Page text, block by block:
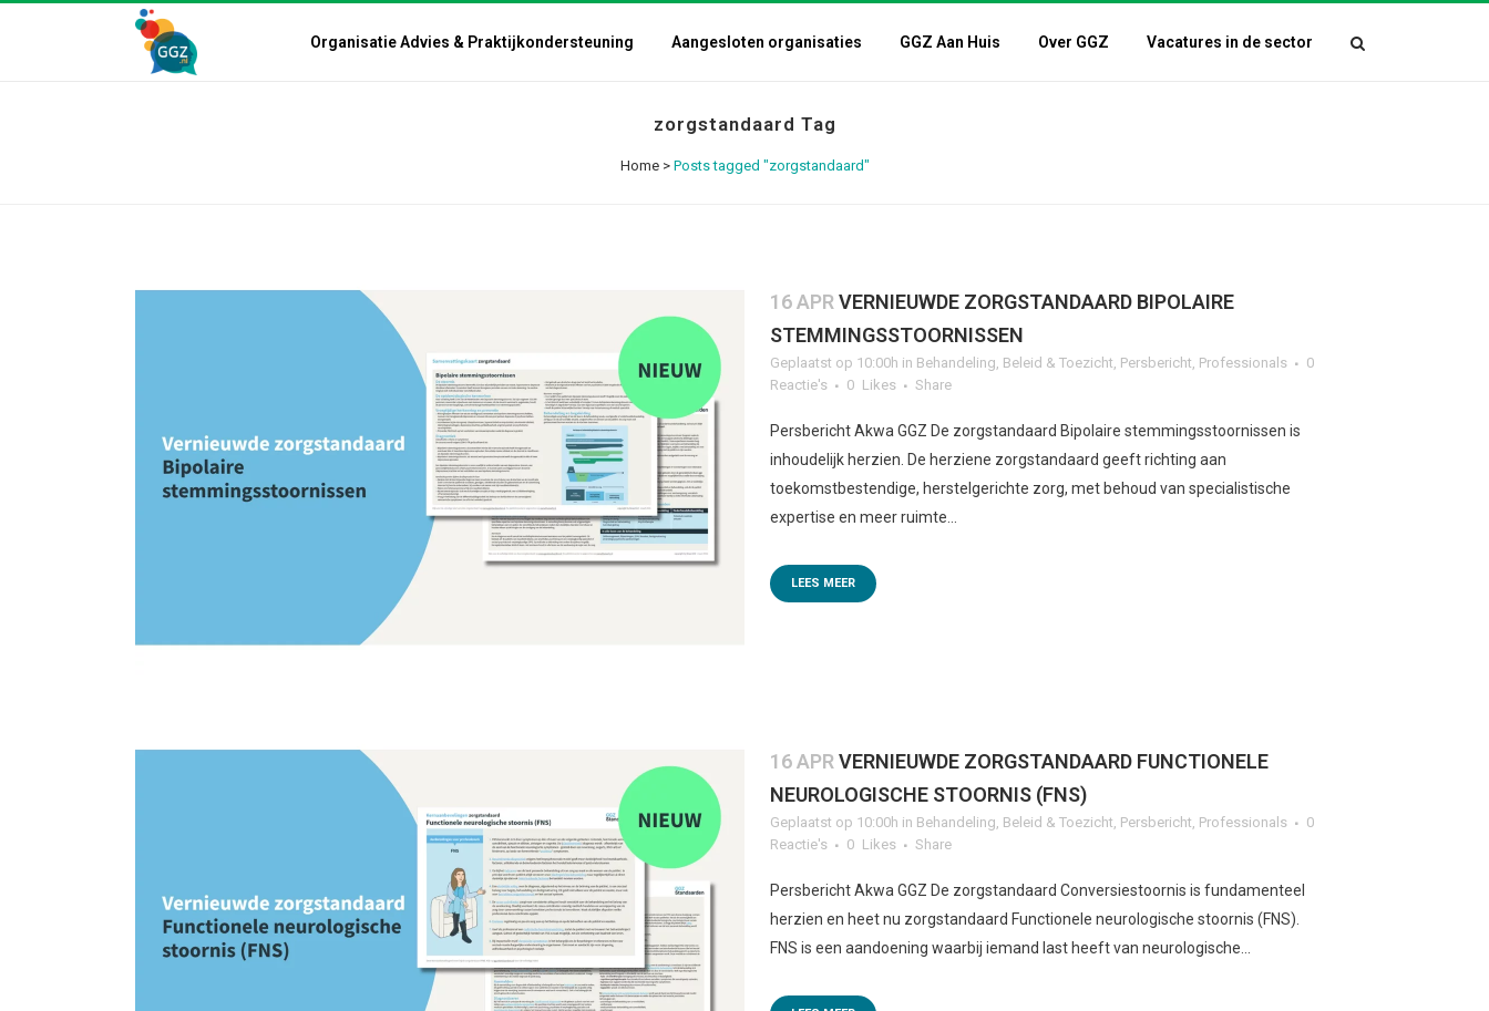
Organisatie Advies & Praktijkondersteuning Aangesloten organisaties GGZ Aan Huis Over GGZ Vacatures in de sector
zorgstandaard Tag
Home> Posts tagged "zorgstandaard"
16 APR VERNIEUWDE ZORGSTANDAARD BIPOLAIRE
STEMMINGSSTOORNISSEN
Geplaatst op 10:00h in Behandeling, Beleid & Toezicht, Persbericht, Professionals
0
Reactie's
0 Likes Share
Persbericht Akwa GGZ De zorgstandaard Bipolaire stemmingsstoornissen is
inhoudelijk herzien. De herziene zorgstandaard geeft richting aan
toekomstbestendige, herstelgerichte zorg, met behoud van specialistische
expertise en meer ruimte...
LEES MEER
16 APR VERNIEUWDE ZORGSTANDAARD FUNCTIONELE
NEUROLOGISCHE STOORNIS (FNS)
Geplaatst op 10:00h in Behandeling, Beleid & Toezicht, Persbericht, Professionals
0
Reactie's
0 Likes Share
Persbericht Akwa GGZ De zorgstandaard Conversiestoornis is fundamenteel
herzien en heet nu zorgstandaard Functionele neurologische stoornis (FNS).
FNS is een aandoening waarbij iemand last heeft van neurologische...